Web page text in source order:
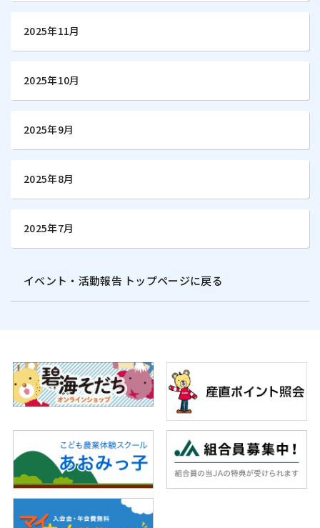
2025年11月
2025年10月
2025年9月
2025年8月
2025年7月
イベント・活動報告 トップページに戻る